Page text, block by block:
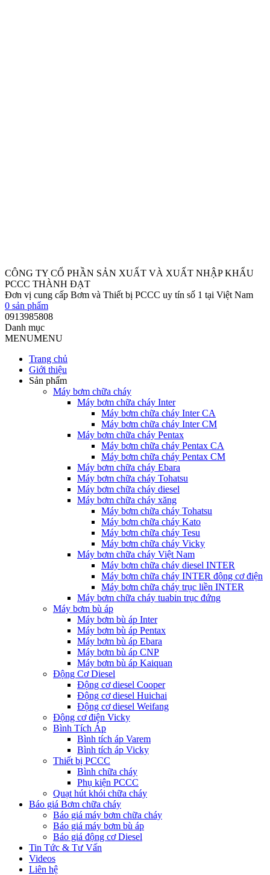
CÔNG TY CỔ PHẦN SẢN XUẤT VÀ XUẤT NHẬP KHẨU
PCCC THÀNH ĐẠT
Đơn vị cung cấp Bơm và Thiết bị PCCC uy tín số 1 tại Việt Nam
0 sản phẩm
0913985808
Danh mục
MENUMENU
Trang chủ
Giới thiệu
Sản phẩm
Máy bơm chữa cháy
Máy bơm chữa cháy Inter
Máy bơm chữa cháy Inter CA
Máy bơm chữa cháy Inter CM
Máy bơm chữa cháy Pentax
Máy bơm chữa cháy Pentax CA
Máy bơm chữa cháy Pentax CM
Máy bơm chữa cháy Ebara
Máy bơm chữa cháy Tohatsu
Máy bơm chữa cháy diesel
Máy bơm chữa cháy xăng
Máy bơm chữa cháy Tohatsu
Máy bơm chữa cháy Kato
Máy bơm chữa cháy Tesu
Máy bơm chữa cháy Vicky
Máy bơm chữa cháy Việt Nam
Máy bơm chữa cháy diesel INTER
Máy bơm chữa cháy INTER động cơ điện
Máy bơm chữa cháy trục liền INTER
Máy bơm chữa cháy tuabin trục đứng
Máy bơm bù áp
Máy bơm bù áp Inter
Máy bơm bù áp Pentax
Máy bơm bù áp Ebara
Máy bơm bù áp CNP
Máy bơm bù áp Kaiquan
Động Cơ Diesel
Động cơ diesel Cooper
Động cơ diesel Huichai
Động cơ diesel Weifang
Động cơ điện Vicky
Bình Tích Áp
Bình tích áp Varem
Bình tích áp Vicky
Thiết bị PCCC
Bình chữa cháy
Phụ kiện PCCC
Quạt hút khói chữa cháy
Báo giá Bơm chữa cháy
Báo giá máy bơm chữa cháy
Báo giá máy bơm bù áp
Báo giá động cơ Diesel
Tin Tức & Tư Vấn
Videos
Liên hệ